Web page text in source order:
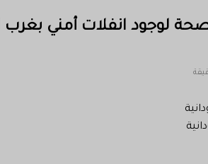
لوجود انفلات أمني